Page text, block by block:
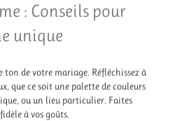
: Conseils pour
unique
de votre mariage. Réfléchissez à
que ce soit une palette de couleurs
ou un lieu particulier. Faites
à vos goûts.